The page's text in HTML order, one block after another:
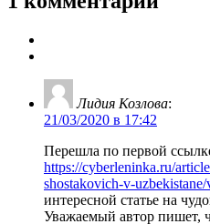
Лидия Козлова:
21/03/2020 в 17:42
Перешла по первой
https://cyberleninka.ru/
shostakovich-v-
интересной статье на
Уважаемый автор пишет,